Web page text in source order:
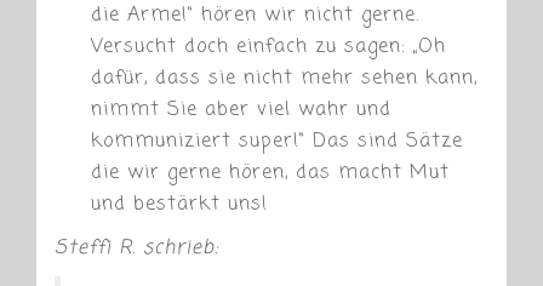
die Arme!“ hören wir nicht gerne.
Versucht doch einfach zu sagen: „Oh
dafür, dass sie nicht mehr sehen kann,
nimmt Sie aber viel wahr und
kommuniziert super!“ Das sind Sätze
die wir gerne hören, das macht Mut
und bestärkt uns!
Steffi R. schrieb: